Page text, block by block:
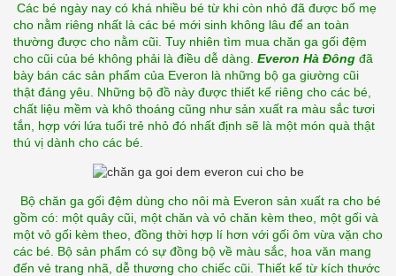
Các bé ngày nay có khá nhiều bé từ khi còn nhỏ đã được bố mẹ
cho nằm riêng nhất là các bé mới sinh không lâu để an toàn
thường được cho nằm cũi. Tuy nhiên tìm mua chăn ga gối đệm
cho cũi của bé không phải là điều dễ dàng. Everon Hà Đông đã
bày bán các sản phẩm của Everon là những bộ ga giường cũi
thật đáng yêu. Những bộ đồ này được thiết kế riêng cho các bé,
chất liệu mềm và khô thoáng cũng như sản xuất ra màu sắc tươi
tắn, hợp với lứa tuổi trẻ nhỏ đó nhất định sẽ là một món quà thật
thú vị dành cho các bé.
Bộ chăn ga gối đệm dùng cho nôi mà Everon sản xuất ra cho bé
gồm có: một quây cũi, một chăn và vỏ chăn kèm theo, một gối và
một vỏ gối kèm theo, đồng thời hợp lí hơn với gối ôm vừa vặn cho
các bé. Bộ sản phẩm có sự đồng bộ về màu sắc, hoa văn mang
đến vẻ trang nhã, dễ thương cho chiếc cũi. Thiết kế từ kích thước